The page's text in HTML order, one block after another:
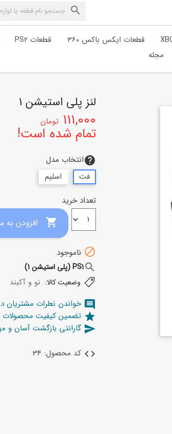

قطعات ایکس باکس 360 قطعات PS2
مجله
لنز پلی استیشن 1
111,000 تومان
تمام شده است!
helpانتخاب مدل
فت
اسلیم
تعداد خرید

 ناموجود
searchPS1 (پلی استیشن 1)
وضعیت کالا: نو و آکبند
comment خواندن نطرات مشتریان
star تضمین کیفیت محصولات
send گارانتی بازگشت آسان
code کد محصول: 34